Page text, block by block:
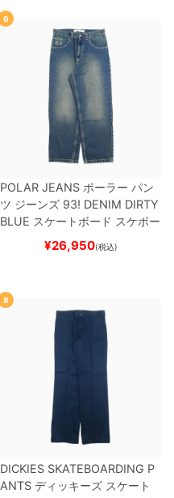
ー
6
POLAR JEANS ポーラー パン
ツ ジーンズ 93! DENIM DIRTY
BLUE スケートボード スケボー
¥26,950(税込)
8
DICKIES SKATEBOARDING P
ANTS ディッキーズ スケート